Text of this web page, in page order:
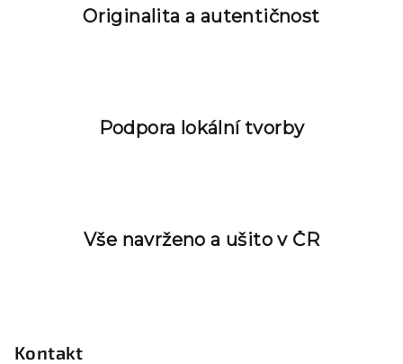
v
u
Originalita a autentičnost
Podpora lokální tvorby
Vše navrženo a ušito v ČR
Kontakt